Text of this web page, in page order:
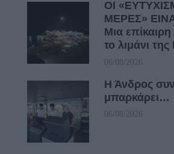
ΟΙ
ΜΕΡΕΣ»
Μια
το λιμάνι
06/08/2026
Η Άνδρος
μπαρκάρει…
06/08/2026